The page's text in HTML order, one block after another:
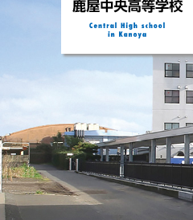
学
校
田
学
園
鹿
屋
中